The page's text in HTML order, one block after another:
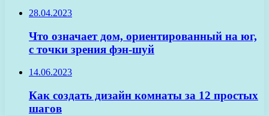
28.04.2023
Что означает дом, ориентированный на юг,
с точки зрения фэн-шуй
14.06.2023
Как создать дизайн комнаты за 12 простых
шагов